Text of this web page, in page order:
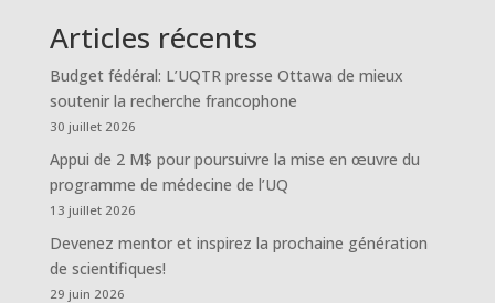
Articles récents
Budget fédéral: L’UQTR presse Ottawa de mieux
soutenir la recherche francophone
30 juillet 2026
Appui de 2 M$ pour poursuivre la mise en œuvre du
programme de médecine de l’UQ
13 juillet 2026
Devenez mentor et inspirez la prochaine génération
de scientifiques!
29 juin 2026